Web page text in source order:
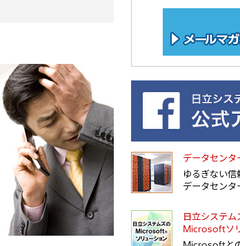
データセンタ
ゆるぎない
データセンタ
日立システム
Microsoftソ